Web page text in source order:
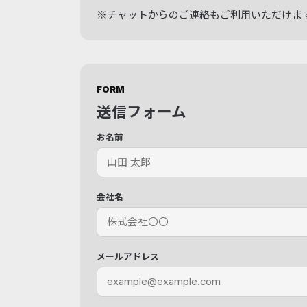
※チャットからのご連絡もご利用いただけま
FORM
送信フォーム
お名前
会社名
メールアドレス